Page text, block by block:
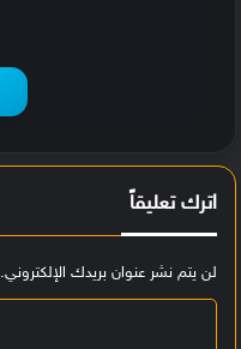
اترك تعليقاً
لن يتم نشر عنوان بريدك الإلكتروني.